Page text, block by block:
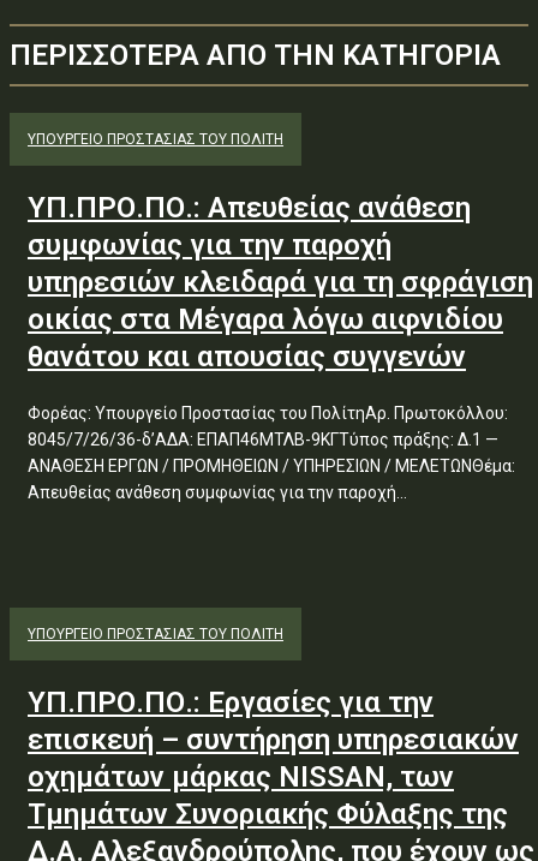
ΠΕΡΙΣΣΟΤΕΡΑ ΑΠΟ ΤΗΝ ΚΑΤΗΓΟΡΙΑ
ΥΠΟΥΡΓΕΊΟ ΠΡΟΣΤΑΣΊΑΣ ΤΟΥ ΠΟΛΊΤΗ
ΥΠ.ΠΡΟ.ΠΟ.: Απευθείας ανάθεση
συμφωνίας για την παροχή
υπηρεσιών κλειδαρά για τη σφράγιση
οικίας στα Μέγαρα λόγω αιφνιδίου
θανάτου και απουσίας συγγενών
Φορέας: Υπουργείο Προστασίας του ΠολίτηΑρ. Πρωτοκόλλου:
8045/7/26/36-δ’ΑΔΑ: ΕΠΑΠ46ΜΤΛΒ-9ΚΓΤύπος πράξης: Δ.1 —
ΑΝΑΘΕΣΗ ΕΡΓΩΝ / ΠΡΟΜΗΘΕΙΩΝ / ΥΠΗΡΕΣΙΩΝ / ΜΕΛΕΤΩΝΘέμα:
Απευθείας ανάθεση συμφωνίας για την παροχή...
ΥΠΟΥΡΓΕΊΟ ΠΡΟΣΤΑΣΊΑΣ ΤΟΥ ΠΟΛΊΤΗ
ΥΠ.ΠΡΟ.ΠΟ.: Εργασίες για την
επισκευή – συντήρηση υπηρεσιακών
οχημάτων μάρκας NISSAN, των
Τμημάτων Συνοριακής Φύλαξης της
Δ.Α. Αλεξανδρούπολης, που έχουν ως